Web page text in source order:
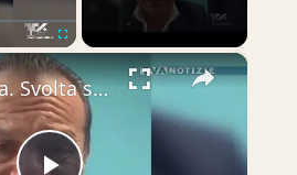
×
Taormina. Svolta sulla vicenda dell’autovettura con a bordo due persone che ha tentato di falciare u